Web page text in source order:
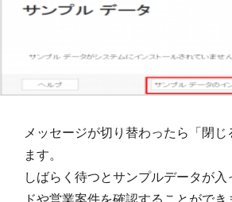
メッセージが切り替わったら「閉
ます。
しばらく待つとサンプルデータが